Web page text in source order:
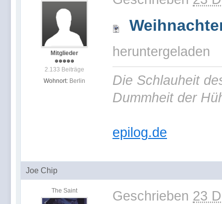
Mitglieder
2.133 Beiträge
Wohnort: Berlin
heruntergeladen
Die Schlauheit
Dummheit der
epilog.de
Joe Chip
The Saint Geschrieben 23